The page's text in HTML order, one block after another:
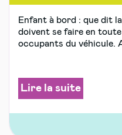
Enfant à bord : que dit
doivent se faire en
occupants du véhicule.
Lire la suite